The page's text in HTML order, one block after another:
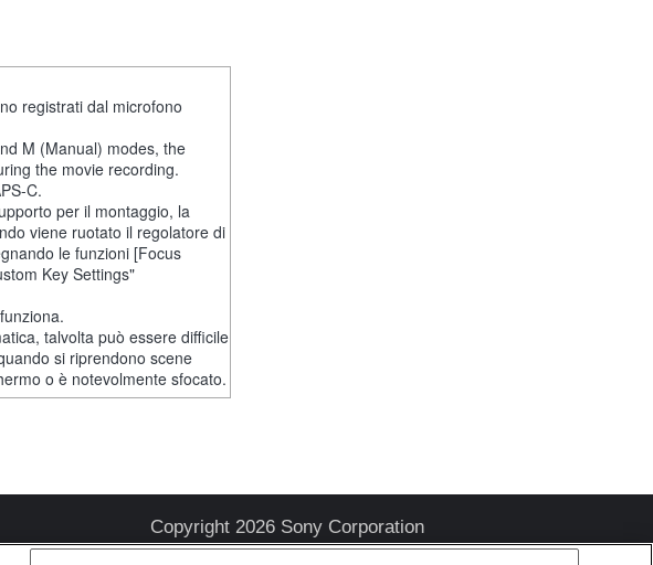
registrati dal microfono
M (Manual) modes, the
the movie recording.
C.
per il montaggio, la
viene ruotato il regolatore di
le funzioni [Focus
Key Settings"
talvolta può essere difficile
si riprendono scene
o è notevolmente sfocato.
Copyright 2026 Sony Corporation